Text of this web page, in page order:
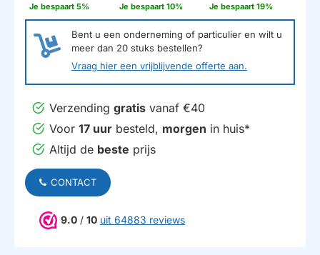
Je bespaart 5% Je bespaart 10% Je bespaart 19%
Bent u een onderneming of particulier en wilt u
meer dan 20 stuks bestellen?
Vraag hier een vrijblijvende offerte aan.
Verzending gratis vanaf €40
Voor 17 uur besteld, morgen in huis*
Altijd de beste prijs
CONTACT
9.0 / 10 uit 64883 reviews